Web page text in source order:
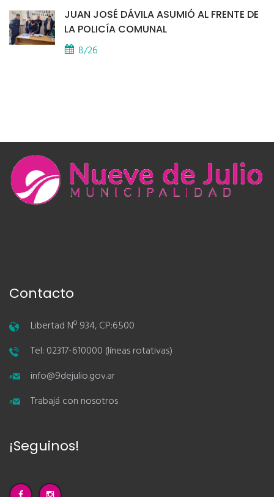
JUAN JOSÉ DÁVILA ASUMIÓ AL FRENTE DE
LA POLICÍA COMUNAL
8/26
Contacto
Libertad Nº 934, CP:6500
Tel: 02317-610000 (líneas rotativas)
info@9dejulio.gov.ar
Trabajá con nosotros
¡Seguinos!